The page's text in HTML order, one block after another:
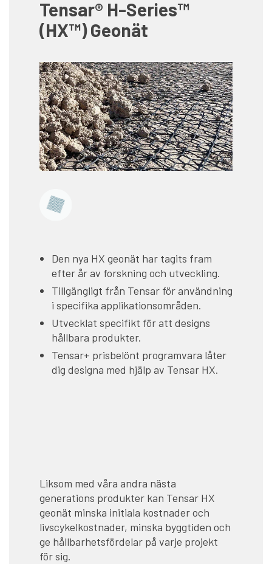
Tensar® H-Series™
(HX™) Geonät
Den nya HX geonät har tagits fram
efter år av forskning och utveckling.
Tillgängligt från Tensar för användning
i specifika applikationsområden.
Utvecklat specifikt för att designs
hållbara produkter.
Tensar+ prisbelönt programvara låter
dig designa med hjälp av Tensar HX.
Liksom med våra andra nästa
generations produkter kan Tensar HX
geonät minska initiala kostnader och
livscykelkostnader, minska byggtiden och
ge hållbarhetsfördelar på varje projekt
för sig.